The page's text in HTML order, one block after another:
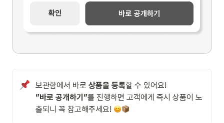
보관함에서 바로 상품을 등록
”바로 공개하기”를 진행하면 고객에게 즉시 상품이 노
출되니 꼭 참고해주세요!